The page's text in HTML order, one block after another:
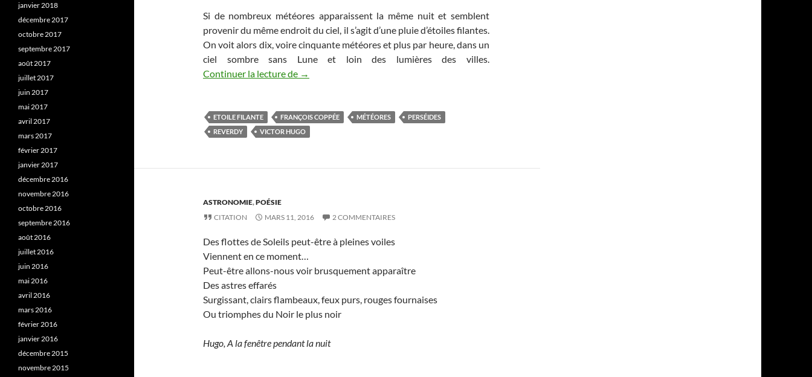
Si de nombreux météores apparaissent la même nuit et semblent
provenir du même endroit du ciel, il s’agit d’une pluie d’étoiles filantes.
On voit alors dix, voire cinquante météores et plus par heure, dans un
ciel sombre sans Lune et loin des lumières des villes.
Continuer la lecture de Le Météore du 13 Août
→
ETOILE FILANTE FRANÇOIS COPPÉE MÉTÉORES
PERSÉIDES
REVERDY
VICTOR HUGO
ASTRONOMIE,POÉSIE
CITATION
MARS 11, 2016 2 COMMENTAIRES
Des flottes de Soleils peut-être à pleines voiles
Viennent en ce moment…
Peut-être allons-nous voir brusquement apparaître
Des astres effarés
Surgissant, clairs flambeaux, feux purs, rouges fournaises
Ou triomphes du Noir le plus noir
Hugo, A la fenêtre pendant la nuit
janvier 2018
décembre 2017
octobre 2017
septembre 2017
août 2017
juillet 2017
juin 2017
mai 2017
avril 2017
mars 2017
février 2017
janvier 2017
décembre 2016
novembre 2016
octobre 2016
septembre 2016
août 2016
juillet 2016
juin 2016
mai 2016
avril 2016
mars 2016
février 2016
janvier 2016
décembre 2015
novembre 2015